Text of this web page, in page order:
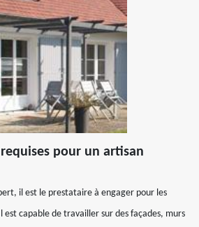
pour un artisan
il est le prestataire à engager pour les
capable de travailler sur des façades, murs